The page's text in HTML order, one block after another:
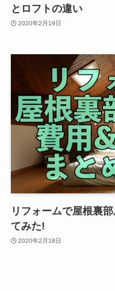
とロフトの違い
2020年2月19日
リフォームで屋根裏
てみた!
2020年2月18日